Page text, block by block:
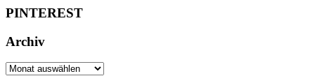
PINTEREST
Archiv
Archiv